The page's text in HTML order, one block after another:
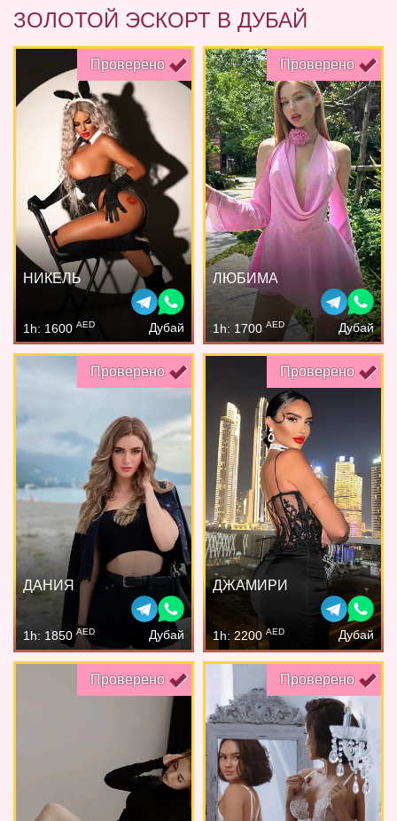
ЗОЛОТОЙ ЭСКОРТ В ДУБАЙ
Проверено
НИКЕЛЬ
1h: 1600 AED Дубай
Проверено
ЛЮБИМА
1h: 1700 AED Дубай
Проверено
ДАНИЯ
1h: 1850 AED Дубай
Проверено
ДЖАМИРИ
1h: 2200 AED Дубай
Проверено Проверено